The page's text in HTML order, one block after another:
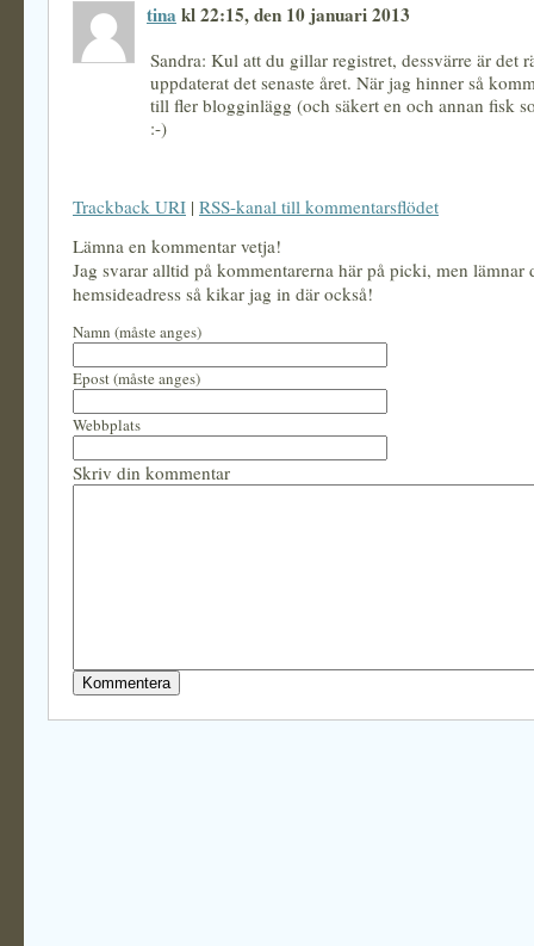
tina kl 22:15, den 10 januari 2013
Sandra: Kul att du gillar registret, dessvärre är det
uppdaterat det senaste året. När jag hinner så
till fler blogginlägg (och säkert en och annan fisk
:-)
Trackback URI | RSS-kanal till kommentarsflödet
Lämna en kommentar vetja!
Jag svarar alltid på kommentarerna här på picki, men lämnar
hemsideadress så kikar jag in där också!
Namn (måste anges)
Epost (måste anges)
Webbplats
Skriv din kommentar